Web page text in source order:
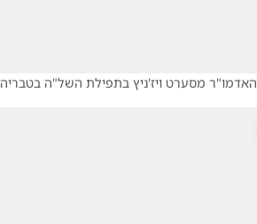
האדמו"ר מסערט ויז'ניץ בתפילת השל"ה בטבריה